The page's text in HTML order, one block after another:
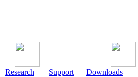
Research Support
Downloads